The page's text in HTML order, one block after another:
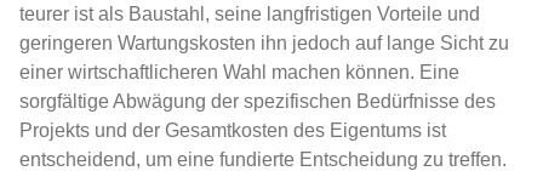
teurer ist als Baustahl, seine langfristigen Vorteile und
geringeren Wartungskosten ihn jedoch auf lange Sicht zu
einer wirtschaftlicheren Wahl machen können. Eine
sorgfältige Abwägung der spezifischen Bedürfnisse des
Projekts und der Gesamtkosten des Eigentums ist
entscheidend, um eine fundierte Entscheidung zu treffen.